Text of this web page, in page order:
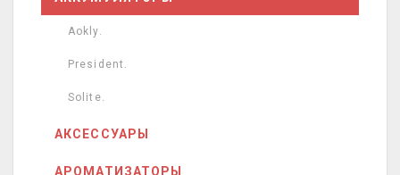
Aokly.
President.
Solite.
АКСЕССУАРЫ
АРОМАТИЗАТОРЫ